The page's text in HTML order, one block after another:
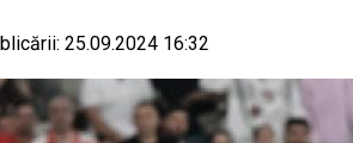
25.09.2024 16:32